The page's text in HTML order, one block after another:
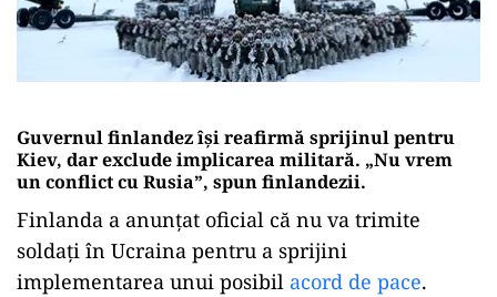
Guvernul finlandez își reafirmă sprijinul pentru
Kiev, dar exclude implicarea militară. „Nu vrem
un conflict cu Rusia”, spun finlandezii.
Finlanda a anunțat oficial că nu va trimite
soldați în Ucraina pentru a sprijini
implementarea unui posibil acord de pace.